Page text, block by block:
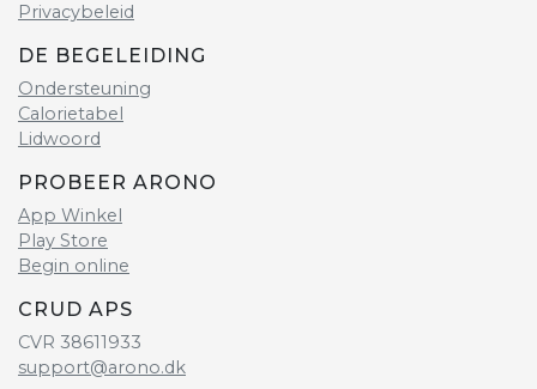
Privacybeleid
DE BEGELEIDING
Ondersteuning
Calorietabel
Lidwoord
PROBEER ARONO
App Winkel
Play Store
Begin online
CRUD APS
CVR 38611933
support@arono.dk